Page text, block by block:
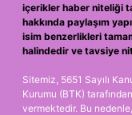
içerikler haber niteliği
hakkında paylaşım
isim benzerlikleri
halindedir ve tavsiye
Sitemiz, 5651 Sayılı
Kurumu (BTK)
vermektedir. Bu